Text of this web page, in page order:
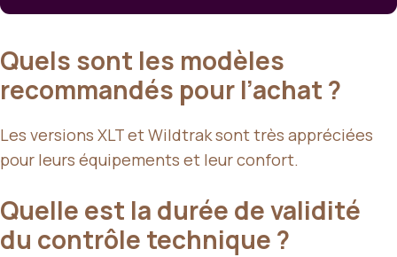
Quels sont les modèles
recommandés pour l’achat ?
Les versions XLT et Wildtrak sont très appréciées
pour leurs équipements et leur confort.
Quelle est la durée de validité
du contrôle technique ?